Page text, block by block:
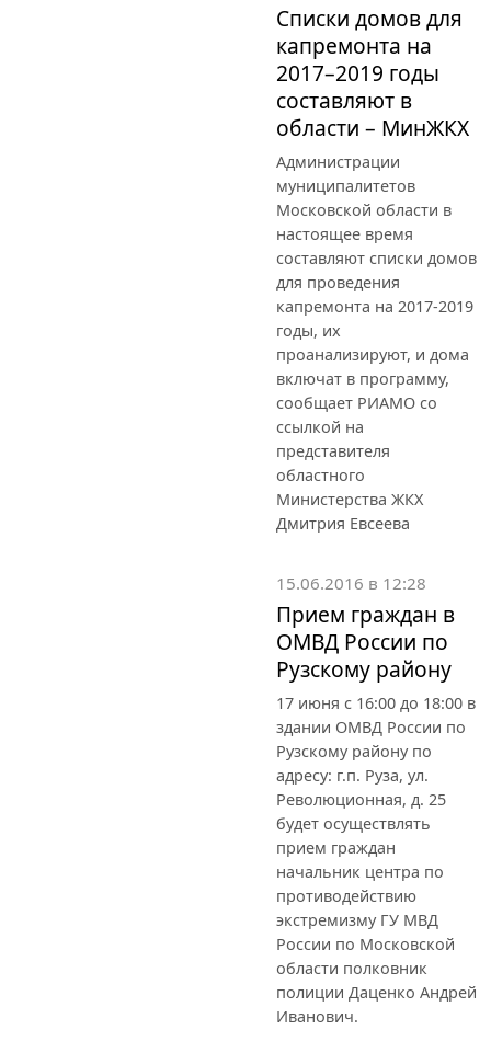
Списки домов для
капремонта на
2017–2019 годы
составляют в
области – МинЖКХ
Администрации
муниципалитетов
Московской области в
настоящее время
составляют списки домов
для проведения
капремонта на 2017-2019
годы, их
проанализируют, и дома
включат в программу,
сообщает РИАМО со
ссылкой на
представителя
областного
Министерства ЖКХ
Дмитрия Евсеева
15.06.2016 в 12:28
Прием граждан в
ОМВД России по
Рузскому району
17 июня с 16:00 до 18:00 в
здании ОМВД России по
Рузскому району по
адресу: г.п. Руза, ул.
Революционная, д. 25
будет осуществлять
прием граждан
начальник центра по
противодействию
экстремизму ГУ МВД
России по Московской
области полковник
полиции Даценко Андрей
Иванович.